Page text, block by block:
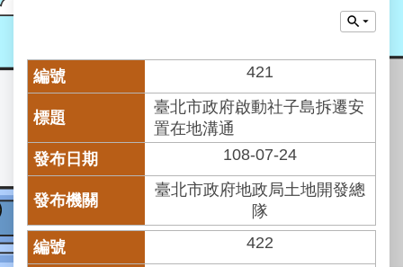
訊
關
介
紹
業
資
訊
421
臺北市政府啟動社子島拆遷安
置在地溝通
108-07-24
臺北市政府地政局土地開發總
隊
422